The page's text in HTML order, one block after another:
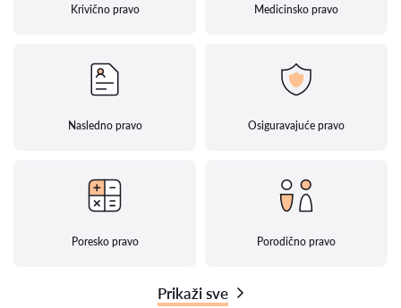
Krivično pravo Medicinsko pravo
Nasledno pravo Osiguravajuće pravo
Poresko pravo Porodično pravo
Prikaži sve